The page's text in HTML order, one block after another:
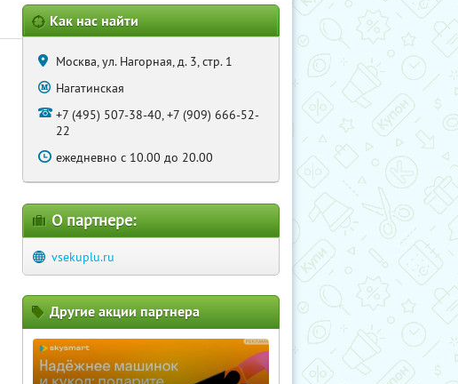
Как нас найти
Москва, ул. Нагорная, д. 3, стр. 1
Нагатинская
+7 (495) 507-38-40, +7 (909) 666-52-
22
ежедневно с 10.00 до 20.00
О партнере:
vsekuplu.ru
Другие акции партнера